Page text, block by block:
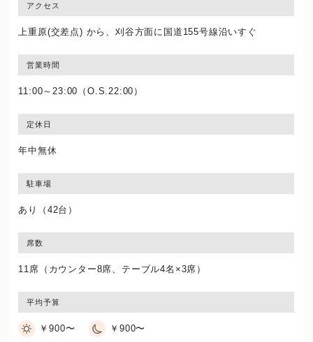
アクセス
上重原(交差点) から、刈谷方面に国道155号線沿いすぐ
営業時間
11:00～23:00（O.S.22:00）
定休日
年中無休
駐車場
あり（42台）
席数
11席（カウンター8席、テーブル4名×3席）
平均予算
￥900〜 ￥900〜